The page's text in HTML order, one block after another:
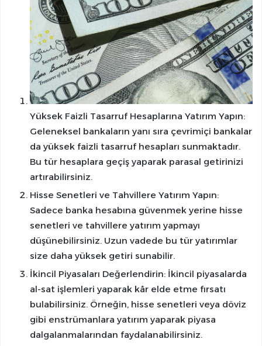
Yüksek Faizli Tasarruf Hesaplarına Yatırım Yapın:
Geleneksel bankaların yanı sıra çevrimiçi bankalar
da yüksek faizli tasarruf hesapları sunmaktadır.
Bu tür hesaplara geçiş yaparak parasal getirinizi
artırabilirsiniz.
Hisse Senetleri ve Tahvillere Yatırım Yapın:
Sadece banka hesabına güvenmek yerine hisse
senetleri ve tahvillere yatırım yapmayı
düşünebilirsiniz. Uzun vadede bu tür yatırımlar
size daha yüksek getiri sunabilir.
İkincil Piyasaları Değerlendirin: İkincil piyasalarda
al-sat işlemleri yaparak kâr elde etme fırsatı
bulabilirsiniz. Örneğin, hisse senetleri veya döviz
gibi enstrümanlara yatırım yaparak piyasa
dalgalanmalarından faydalanabilirsiniz.